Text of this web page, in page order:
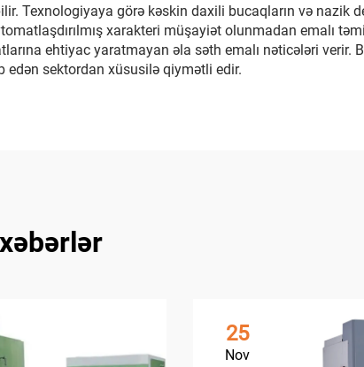
Texnologiyaya görə kəskin daxili bucaqların və nazik
xarakteri müşayiət olunmadan emalı
ehtiyac yaratmayan əla səth emalı nəticələri verir.
edən sektordan xüsusilə qiymətli edir.
25
Nov